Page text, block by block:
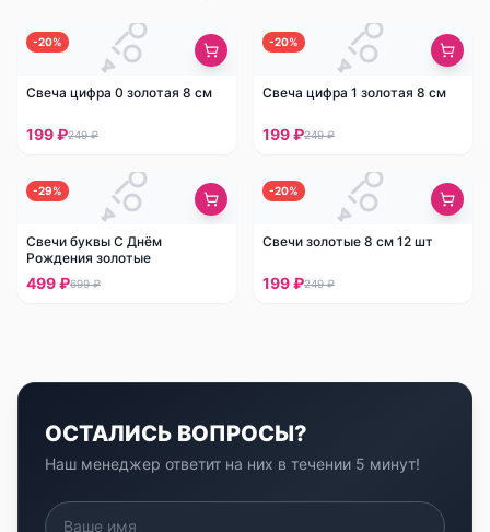
-20%
Свеча цифра 0 золотая 8 см
199 ₽249 ₽
-20%
Свеча цифра 1 золотая 8 см
199 ₽249 ₽
-29%
Свечи буквы С Днём
Рождения золотые
499 ₽699 ₽
-20%
Свечи золотые 8 см 12 шт
199 ₽249 ₽
ОСТАЛИСЬ ВОПРОСЫ?
Наш менеджер ответит на них в течении 5 минут!